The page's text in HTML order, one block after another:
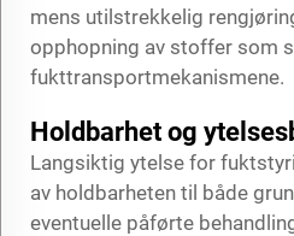
mens utilstrekkelig
opphopning av stoffer som
fukttransportmekanismene.
Holdbarhet og
Langsiktig ytelse for
av holdbarheten til både
eventuelle påførte